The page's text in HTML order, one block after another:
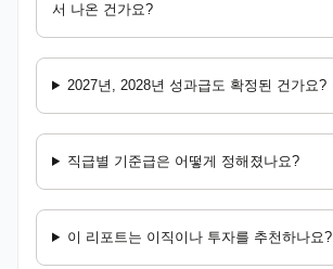
서 나온 건가요?
2027년, 2028년 성과급도 확정된 건가요?
직급별 기준급은 어떻게 정해졌나요?
이 리포트는 이직이나 투자를 추천하나요?